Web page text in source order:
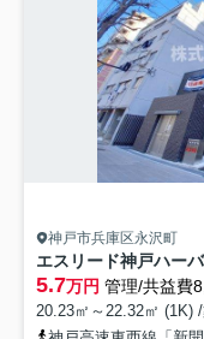
神戸市兵庫区永沢町
エスリード神戸ハー
5.7万円 管理/共益費
20.23㎡～22.32㎡ (1K)